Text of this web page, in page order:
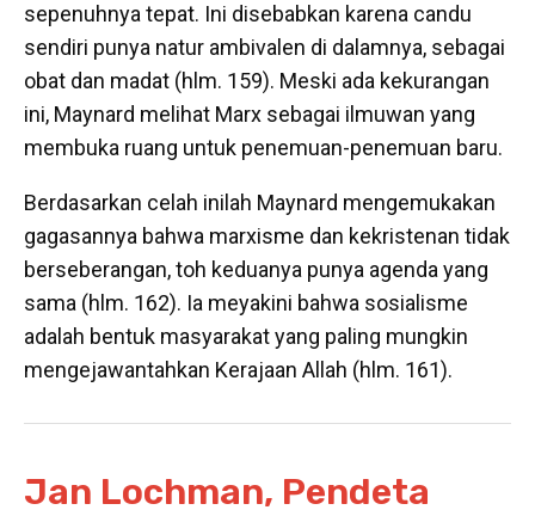
sepenuhnya tepat. Ini disebabkan karena candu
sendiri punya natur ambivalen di dalamnya, sebagai
obat dan madat (hlm. 159). Meski ada kekurangan
ini, Maynard melihat Marx sebagai ilmuwan yang
membuka ruang untuk penemuan-penemuan baru.
Berdasarkan celah inilah Maynard mengemukakan
gagasannya bahwa marxisme dan kekristenan tidak
berseberangan, toh keduanya punya agenda yang
sama (hlm. 162). Ia meyakini bahwa sosialisme
adalah bentuk masyarakat yang paling mungkin
mengejawantahkan Kerajaan Allah (hlm. 161).
Jan Lochman, Pendeta